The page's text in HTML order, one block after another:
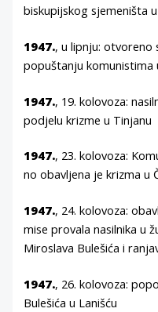
biskupijskog sjemeništa
1947., u lipnju: otvoreno
popuštanju komunistima
1947., 19. kolovoza:
podjelu krizme u Tinjanu
1947., 23. kolovoza:
no obavljena je krizma u
1947., 24. kolovoza:
mise provala nasilnika u
Miroslava Bulešića i
1947., 26. kolovoza:
Bulešića u Lanišću